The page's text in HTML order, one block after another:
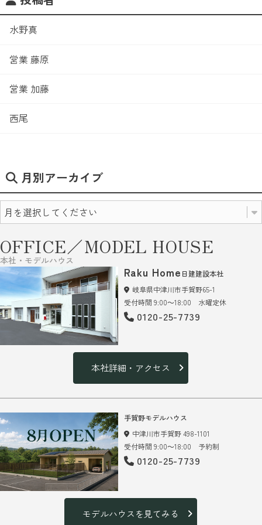
水野真
営業 藤原
営業 加藤
西尾
月別アーカイブ
OFFICE／MODEL HOUSE
本社・モデルハウス
Raku Home 日建建設本社
岐阜県中津川市手賀野65-1
受付時間 9:00～18:00 水曜定休
0120-25-7739
本社詳細・アクセス
手賀野モデルハウス
中津川市手賀野 498-1101
受付時間 9:00～18:00 予約制
0120-25-7739
モデルハウスを見てみる